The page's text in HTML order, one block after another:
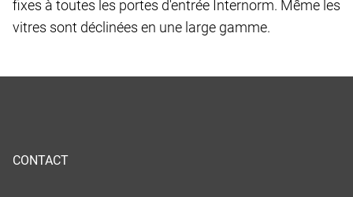
fixes à toutes les portes d'entrée Internorm. Même les
vitres sont déclinées en une large gamme.
CONTACT